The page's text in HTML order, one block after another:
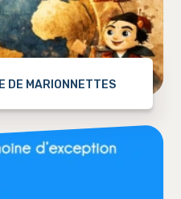
DE MARIONNETTES